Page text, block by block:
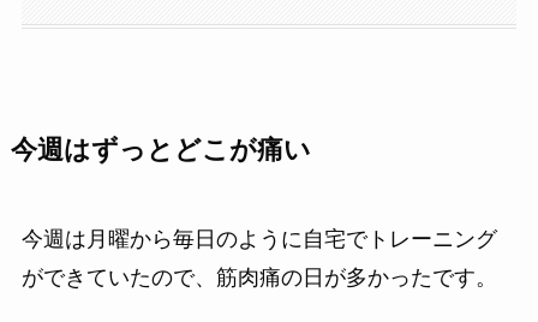
今週はずっとどこが痛い
今週は月曜から毎日のように自宅でトレーニング
ができていたので、筋肉痛の日が多かったです。